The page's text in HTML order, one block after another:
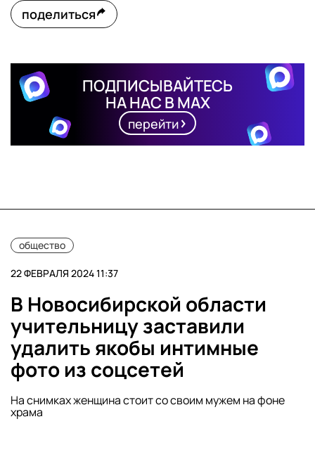
поделиться
ПОДПИСЫВАЙТЕСЬ
НА НАС В MAX
перейти
общество
22 ФЕВРАЛЯ 2024 11:37
В Новосибирской области
учительницу заставили
удалить якобы интимные
фото из соцсетей
На снимках женщина стоит со своим мужем на фоне
храма